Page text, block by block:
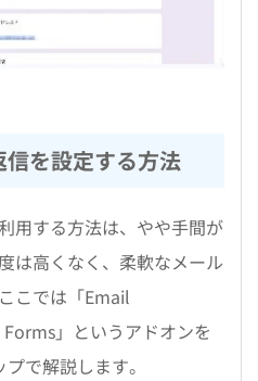
を設定する方法
用する方法は、やや手間が
は高くなく、柔軟なメール
こでは「Email
」というアドオンを
で解説します。